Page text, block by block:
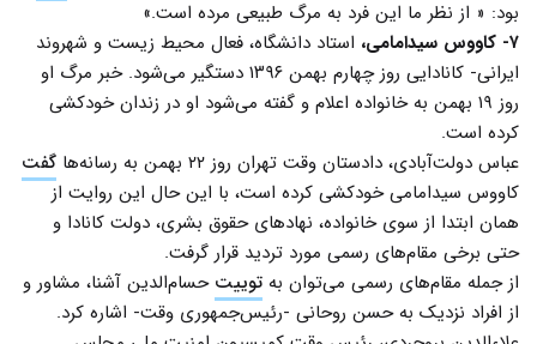
بود: « از نظر ما این فرد به مرگ طبیعی مرده است.»
۷- کاووس سیدامامی،
استاد دانشگاه، فعال محیط زیست و شهروند
ایرانی- کانادایی روز چهارم بهمن ۱۳۹۶ دستگیر می‌شود. خبر مرگ او
روز ۱۹ بهمن به خانواده اعلام و گفته می‌شود او در زندان خودکشی
کرده است.
عباس دولت‌آبادی، دادستان وقت تهران روز ۲۲ بهمن به رسانه‌ها
گفت
کاووس سیدامامی خودکشی کرده است، با این حال این روایت از
همان ابتدا از سوی خانواده، نهادهای حقوق بشری، دولت کانادا و
حتی برخی مقام‌های رسمی مورد تردید قرار گرفت.
از جمله مقام‌های رسمی می‌توان به توییت حسام‌الدین آشنا، مشاور و
از افراد نزدیک به حسن روحانی -رئیس‌جمهوری وقت- اشاره کرد.